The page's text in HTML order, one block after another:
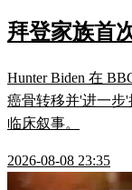
拜登家族首
Hunter Biden 在
癌骨转移并'进一步
临床叙事。
2026-08-08 23:35